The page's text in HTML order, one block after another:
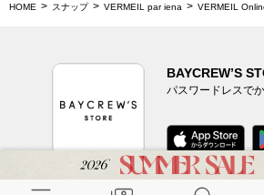
HOME スナップ VERMEIL par iena VERMEIL
BAYCREW’S
パスワードレスで